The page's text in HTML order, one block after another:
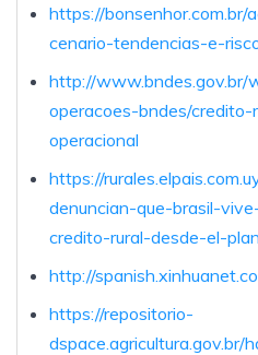
https://
cenario-tendencias-e-
http://www.bndes.gov.br/
operacoes-bndes/credito-
operacional
https://
denuncian-que-brasil-
credito-rural-desde-el-
http://
https://repositorio-
dspace.agricultura.gov.br/